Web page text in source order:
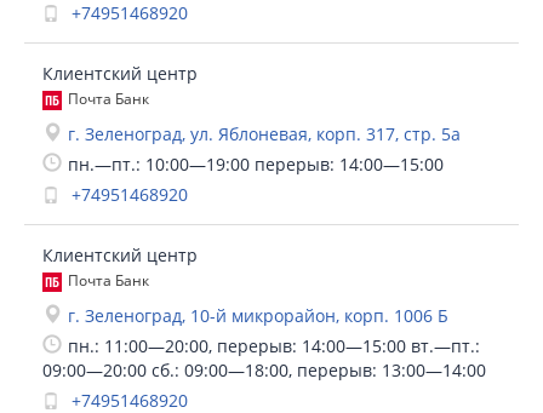
+74951468920
Клиентский центр
Почта Банк
г. Зеленоград, ул. Яблоневая, корп. 317, стр. 5а
пн.—пт.: 10:00—19:00 перерыв: 14:00—15:00
+74951468920
Клиентский центр
Почта Банк
г. Зеленоград, 10-й микрорайон, корп. 1006 Б
пн.: 11:00—20:00, перерыв: 14:00—15:00 вт.—пт.:
09:00—20:00 сб.: 09:00—18:00, перерыв: 13:00—14:00
+74951468920